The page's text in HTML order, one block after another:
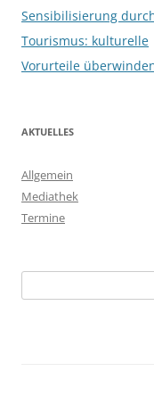
Sensibilisierung
Tourismus: kulturelle
Vorurteile
AKTUELLES
Allgemein
Mediathek
Termine
nach: